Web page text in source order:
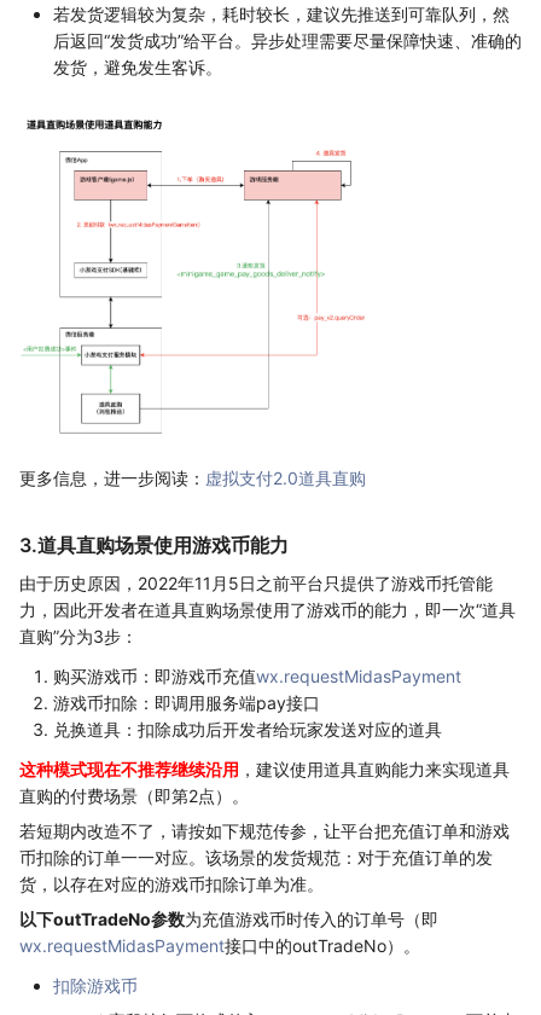
若发货逻辑较为复杂，耗时较长，建议先推送到可靠队列，然
后返回“发货成功”给平台。异步处理需要尽量保障快速、准确的
发货，避免发生客诉。
更多信息，进一步阅读： 虚拟支付2.0道具直购
3.道具直购场景使用游戏币能力
由于历史原因，2022年11月5日之前平台只提供了游戏币托管能
力，因此开发者在道具直购场景使用了游戏币的能力，即一次“道具
直购”分为3步：
购买游戏币：即游戏币充值wx.requestMidasPayment
游戏币扣除：即调用服务端pay接口
兑换道具：扣除成功后开发者给玩家发送对应的道具
这种模式现在不推荐继续沿用 ，建议使用道具直购能力来实现道具
直购的付费场景（即第2点）。
若短期内改造不了，请按如下规范传参，让平台把充值订单和游戏
币扣除的订单一一对应。该场景的发货规范：对于充值订单的发
货，以存在对应的游戏币扣除订单为准。
以下outTradeNo参数为充值游戏币时传入的订单号（即
wx.requestMidasPayment接口中的outTradeNo）。
扣除游戏币